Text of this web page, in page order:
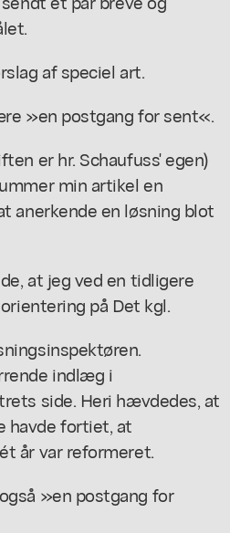
af speciel art.
»en postgang for sent«.
er hr. Schaufuss' egen)
min artikel en
anerkende en løsning blot
at jeg ved en tidligere
på Det kgl.
indlæg i
side. Heri hævdedes, at
havde fortiet, at
år var reformeret.
»en postgang for